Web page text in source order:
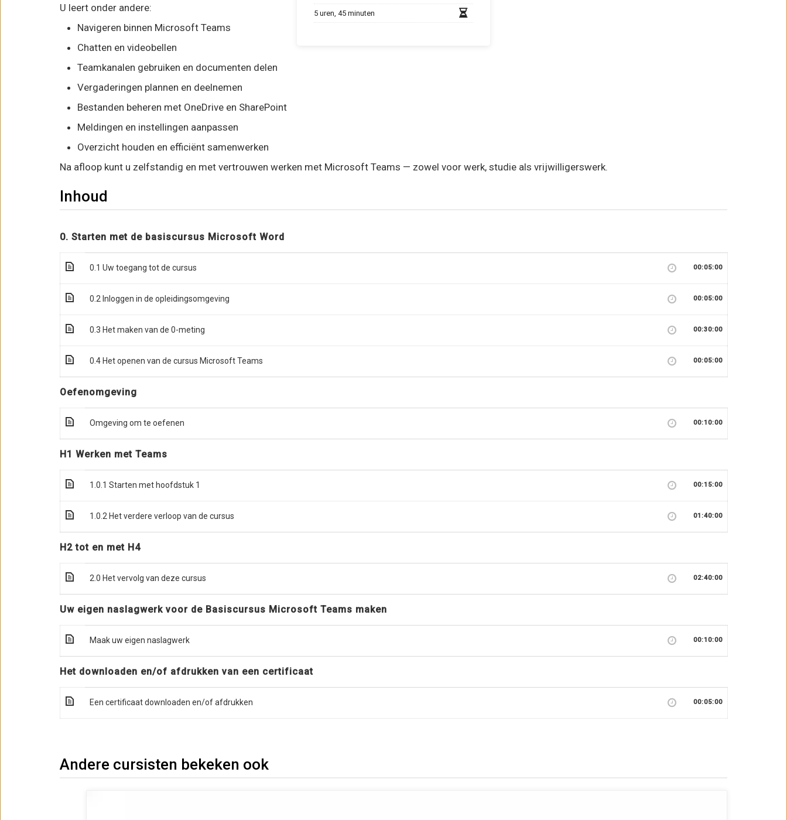
5 uren, 45 minuten
U leert onder andere:
Navigeren binnen Microsoft Teams
Chatten en videobellen
Teamkanalen gebruiken en documenten delen
Vergaderingen plannen en deelnemen
Bestanden beheren met OneDrive en SharePoint
Meldingen en instellingen aanpassen
Overzicht houden en efficiënt samenwerken
Na afloop kunt u zelfstandig en met vertrouwen werken met Microsoft Teams — zowel voor werk, studie als vrijwilligerswerk.
Inhoud
0. Starten met de basiscursus Microsoft Word
0.1 Uw toegang tot de cursus 00:05:00
0.2 Inloggen in de opleidingsomgeving 00:05:00
0.3 Het maken van de 0-meting 00:30:00
0.4 Het openen van de cursus Microsoft Teams 00:05:00
Oefenomgeving
Omgeving om te oefenen 00:10:00
H1 Werken met Teams
1.0.1 Starten met hoofdstuk 1 00:15:00
1.0.2 Het verdere verloop van de cursus 01:40:00
H2 tot en met H4
2.0 Het vervolg van deze cursus 02:40:00
Uw eigen naslagwerk voor de Basiscursus Microsoft Teams maken
Maak uw eigen naslagwerk 00:10:00
Het downloaden en/of afdrukken van een certificaat
Een certificaat downloaden en/of afdrukken 00:05:00
Andere cursisten bekeken ook